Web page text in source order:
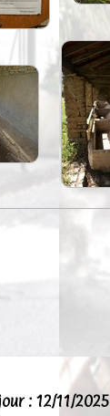
: 12/11/2025